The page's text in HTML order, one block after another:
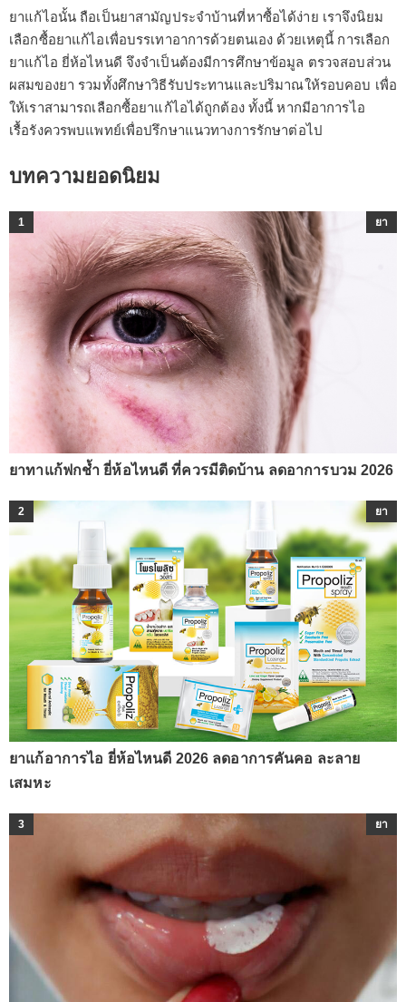
ยาแก้ไอนั้น ถือเป็นยาสามัญประจำบ้านที่หาซื้อได้ง่าย เราจึงนิยม
เลือกซื้อยาแก้ไอเพื่อบรรเทาอาการด้วยตนเอง ด้วยเหตุนี้ การเลือก
ยาแก้ไอ ยี่ห้อไหนดี จึงจำเป็นต้องมีการศึกษาข้อมูล ตรวจสอบส่วน
ผสมของยา รวมทั้งศึกษาวิธีรับประทานและปริมาณให้รอบคอบ เพื่อ
ให้เราสามารถเลือกซื้อยาแก้ไอได้ถูกต้อง ทั้งนี้ หากมีอาการไอ
เรื้อรังควรพบแพทย์เพื่อปรึกษาแนวทางการรักษาต่อไป
บทความยอดนิยม
1 ยา
ยาทาแก้ฟกช้ำ ยี่ห้อไหนดี ที่ควรมีติดบ้าน ลดอาการบวม 2026
2 ยา
ยาแก้อาการไอ ยี่ห้อไหนดี 2026 ลดอาการคันคอ ละลาย
เสมหะ
3 ยา